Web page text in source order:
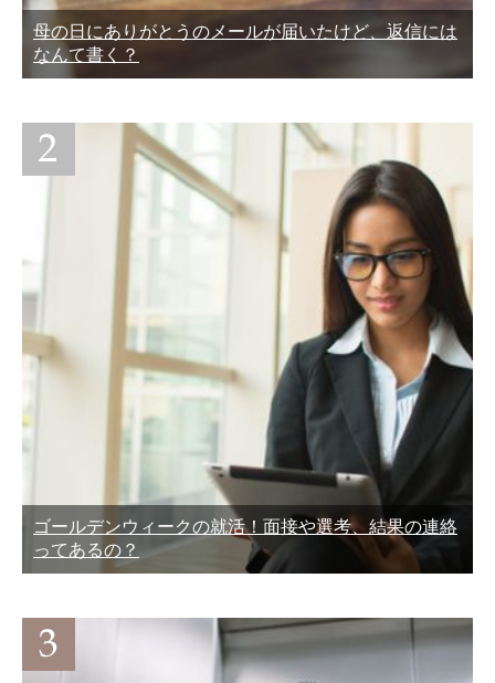
母の日にありがとうのメールが届いたけど、返信には
なんて書く？
ゴールデンウィークの就活！面接や選考、結果の連絡
ってあるの？